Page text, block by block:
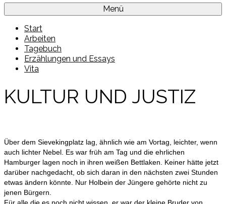
Menü
Start
Arbeiten
Tagebuch
Erzählungen und Essays
Vita
KULTUR UND JUSTIZ
Über dem Sievekingplatz lag, ähnlich wie am Vortag, leichter, wenn
auch lichter Nebel. Es war früh am Tag und die ehrlichen
Hamburger lagen noch in ihren weißen Bettlaken. Keiner hätte jetzt
darüber nachgedacht, ob sich daran in den nächsten zwei Stunden
etwas ändern könnte. Nur Holbein der Jüngere gehörte nicht zu
jenen Bürgern.